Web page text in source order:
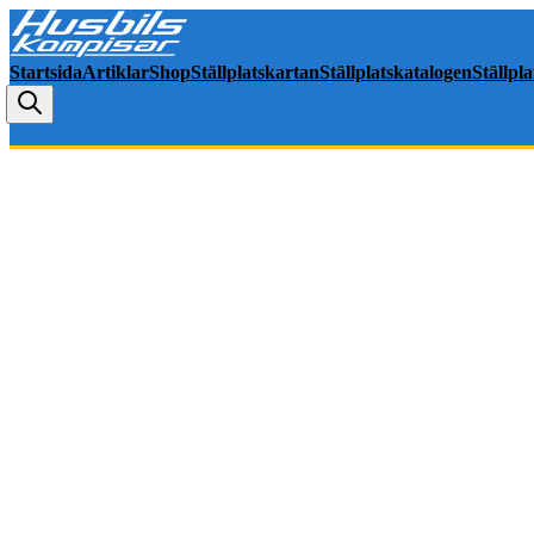
StartsidaArtiklarShopStällplatskartanStällplatskatalogen